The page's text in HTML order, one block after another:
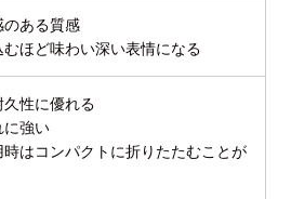
のある質感
むほど味わい深い表情になる
久性に優れる
に強い
時はコンパクトに折りたたむことが